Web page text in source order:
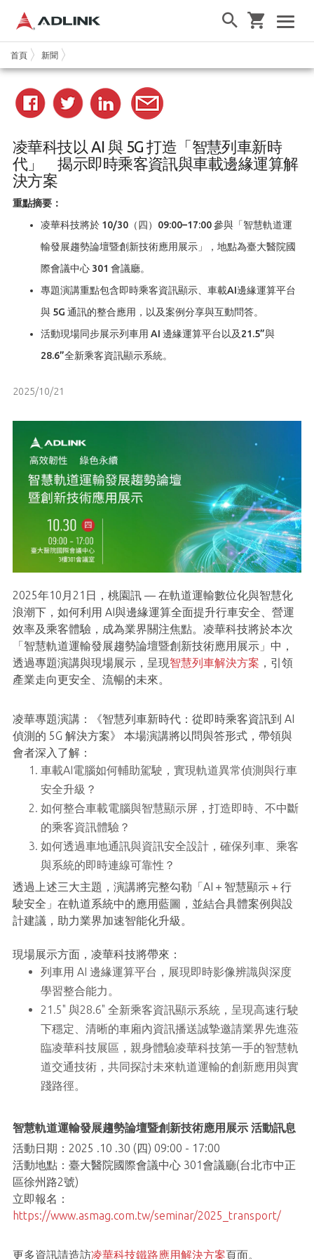
首頁 新聞
凌華科技以 AI 與 5G 打造「智慧列車新時
代」 揭示即時乘客資訊與車載邊緣運算解
決方案
重點摘要：
凌華科技將於 10/30（四）09:00–17:00 參與「智慧軌道運
輸發展趨勢論壇暨創新技術應用展示」，地點為臺大醫院國
際會議中心 301 會議廳。
專題演講重點包含即時乘客資訊顯示、車載AI邊緣運算平台
與 5G 通訊的整合應用，以及案例分享與互動問答。
活動現場同步展示列車用 AI 邊緣運算平台以及21.5”與
28.6”全新乘客資訊顯示系統。
2025/10/21
2025年10月21日，桃園訊 — 在軌道運輸數位化與智慧化
浪潮下，如何利用 AI與邊緣運算全面提升行車安全、營運
效率及乘客體驗，成為業界關注焦點。凌華科技將於本次
「智慧軌道運輸發展趨勢論壇暨創新技術應用展示」中，
透過專題演講與現場展示，呈現智慧列車解決方案 ，引領
產業走向更安全、流暢的未來。
凌華專題演講：《智慧列車新時代：從即時乘客資訊到 AI
偵測的 5G 解決方案》 本場演講將以問與答形式，帶領與
會者深入了解：
車載AI電腦如何輔助駕駛，實現軌道異常偵測與行車
安全升級？
如何整合車載電腦與智慧顯示屏，打造即時、不中斷
的乘客資訊體驗？
如何透過車地通訊與資訊安全設計，確保列車、乘客
與系統的即時連線可靠性？
透過上述三大主題，演講將完整勾勒「AI＋智慧顯示＋行
駛安全」在軌道系統中的應用藍圖，並結合具體案例與設
計建議，助力業界加速智能化升級。
現場展示方面，凌華科技將帶來：
列車用 AI 邊緣運算平台，展現即時影像辨識與深度
學習整合能力。
21.5" 與28.6" 全新乘客資訊顯示系統，呈現高速行駛
下穩定、清晰的車廂內資訊播送誠摯邀請業界先進蒞
臨凌華科技展區，親身體驗凌華科技第一手的智慧軌
道交通技術，共同探討未來軌道運輸的創新應用與實
踐路徑。
智慧軌道運輸發展趨勢論壇暨創新技術應用展示 活動訊息
活動日期：2025 .10 .30 (四) 09:00 - 17:00
活動地點：臺大醫院國際會議中心 301會議廳(台北市中正
區徐州路2號)
立即報名：
https://www.asmag.com.tw/seminar/2025_transport/
更多資訊請造訪凌華科技鐵路應用解決方案頁面。